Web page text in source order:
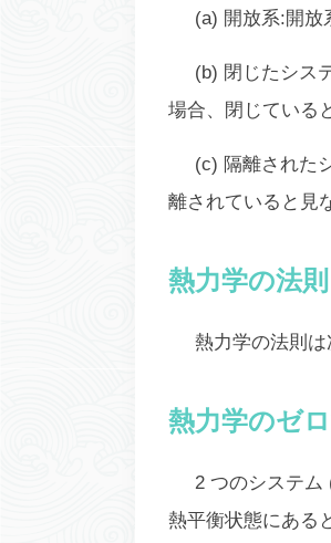
(a) 開放系:開放
(b) 閉じたシス
場合、閉じている
(c) 隔離された
離されていると見
熱力学の法則
熱力学の法則
熱力学のゼ
2 つのシステム
熱平衡状態にある